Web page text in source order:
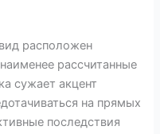
расположен
рассчитанные
сужает акцент
на прямых
последствия